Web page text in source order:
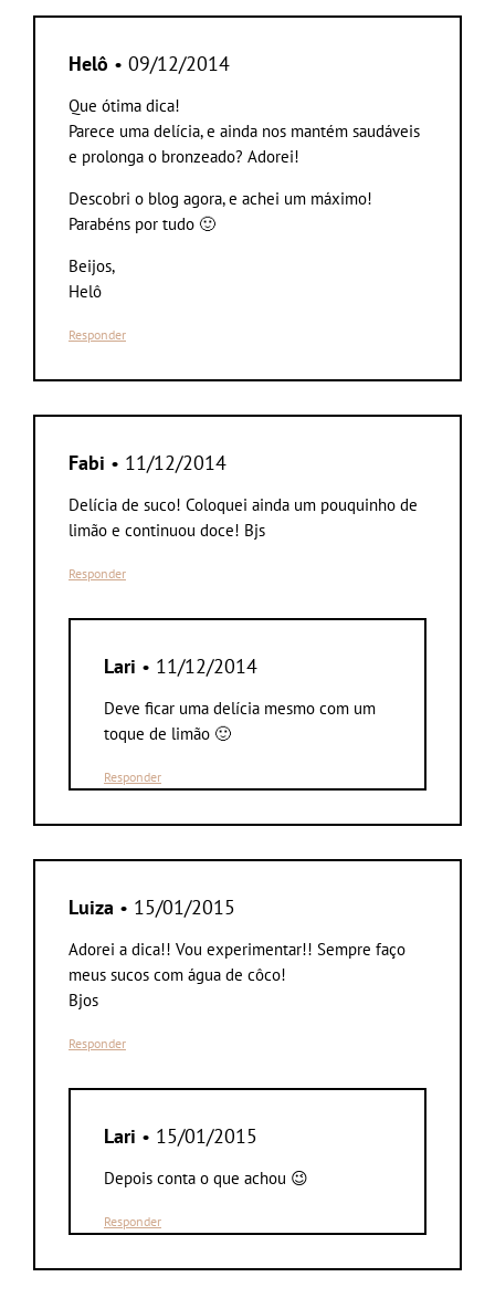
Helô • 09/12/2014
Que ótima dica!
Parece uma delícia, e ainda nos mantém saudáveis
e prolonga o bronzeado? Adorei!
Descobri o blog agora, e achei um máximo!
Parabéns por tudo 🙂
Beijos,
Helô
Responder
Fabi • 11/12/2014
Delícia de suco! Coloquei ainda um pouquinho de
limão e continuou doce! Bjs
Responder
Lari • 11/12/2014
Deve ficar uma delícia mesmo com um
toque de limão 🙂
Responder
Luiza • 15/01/2015
Adorei a dica!! Vou experimentar!! Sempre faço
meus sucos com água de côco!
Bjos
Responder
Lari • 15/01/2015
Depois conta o que achou 😉
Responder